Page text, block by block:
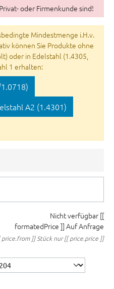
oder Firmenkunde sind!
Mindestmenge i.H.v.
können Sie Produkte ohne
oder in Edelstahl (1.4305,
1 erhalten:
A2 (1.4301)
Nicht verfügbar [[
formatedPrice ]] Auf Anfrage
price.from ]] Stück nur [[ price.price ]]